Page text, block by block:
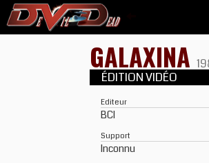
GALAXINA
ÉDITION VIDÉO
Editeur
BCI
Support
Inconnu